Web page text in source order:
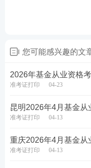
纸质准考证、身份证
如果身份证过期，请
证，异地考生可去所
您可能感兴趣的文
2026年基金从业资格
准考证打印 04-23
昆明2026年4月基金从
准考证打印 04-13
重庆2026年4月基金从
准考证打印 04-13